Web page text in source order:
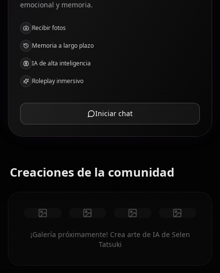
emocional y memoria.
Recibir fotos
Memoria a largo plazo
IA de alta inteligencia
Roleplay inmersivo
Iniciar chat
Creaciones de la comunidad
¡Galería próximamente! Crea arte de IA de Selen
Tatsuki